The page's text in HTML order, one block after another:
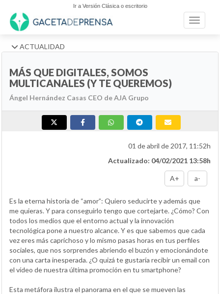
Ir a Versión Clásica o escritorio
Toggle
ACTUALIDAD
MÁS QUE DIGITALES, SOMOS
MULTICANALES (Y TE QUEREMOS)
Ángel Hernández Casas CEO de AJA Grupo
01 de abril de 2017, 11:52h
Actualizado: 04/02/2021 13:58h
A+ a-
Es la eterna historia de “amor”: Quiero seducirte y además que
me quieras. Y para conseguirlo tengo que cortejarte. ¿Cómo? Con
todos los medios que el entorno actual y la innovación
tecnológica pone a nuestro alcance. Y es que sabemos que cada
vez eres más caprichoso y lo mismo pasas horas en tus perfiles
sociales, que nos sorprendes abriendo el buzón y emocionándote
con una carta inesperada. ¿O quizá te gustaría recibir un email con
el vídeo de nuestra última promoción en tu smartphone?
Esta metáfora ilustra el panorama en el que se mueven las